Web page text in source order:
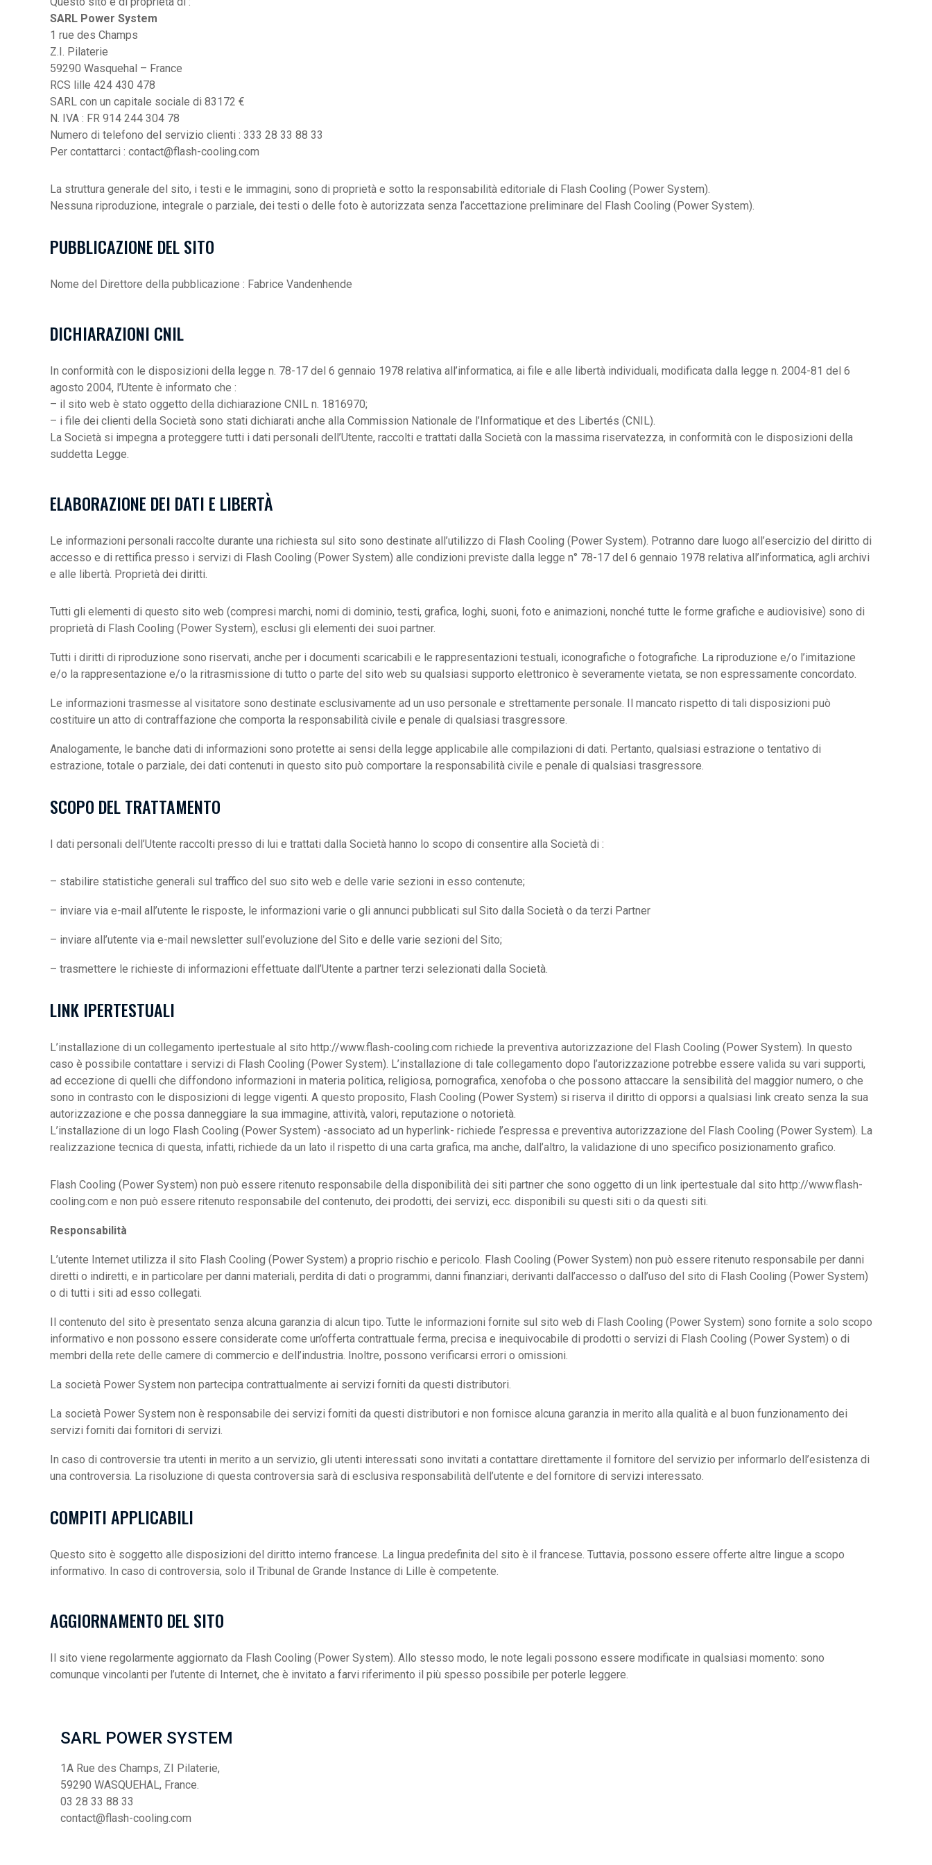
SARL Power System
1 rue des Champs
Z.I. Pilaterie
59290 Wasquehal – France
RCS lille 424 430 478
SARL con un capitale sociale di 83172 €
N. IVA : FR 914 244 304 78
Numero di telefono del servizio clienti : 333 28 33 88 33
Per contattarci : contact@flash-cooling.com
La struttura generale del sito, i testi e le immagini, sono di proprietà e sotto la responsabilità editoriale di Flash Cooling (Power System).
Nessuna riproduzione, integrale o parziale, dei testi o delle foto è autorizzata senza l’accettazione preliminare del Flash Cooling (Power System).
PUBBLICAZIONE DEL SITO
Nome del Direttore della pubblicazione : Fabrice Vandenhende
DICHIARAZIONI CNIL
In conformità con le disposizioni della legge n. 78-17 del 6 gennaio 1978 relativa all’informatica, ai file e alle libertà individuali, modificata dalla legge n. 2004-81 del 6
agosto 2004, l’Utente è informato che :
– il sito web è stato oggetto della dichiarazione CNIL n. 1816970;
– i file dei clienti della Società sono stati dichiarati anche alla Commission Nationale de l’Informatique et des Libertés (CNIL).
La Società si impegna a proteggere tutti i dati personali dell’Utente, raccolti e trattati dalla Società con la massima riservatezza, in conformità con le disposizioni della
suddetta Legge.
ELABORAZIONE DEI DATI E LIBERTÀ
Le informazioni personali raccolte durante una richiesta sul sito sono destinate all’utilizzo di Flash Cooling (Power System). Potranno dare luogo all’esercizio del diritto di
accesso e di rettifica presso i servizi di Flash Cooling (Power System) alle condizioni previste dalla legge n° 78-17 del 6 gennaio 1978 relativa all’informatica, agli archivi
e alle libertà. Proprietà dei diritti.
Tutti gli elementi di questo sito web (compresi marchi, nomi di dominio, testi, grafica, loghi, suoni, foto e animazioni, nonché tutte le forme grafiche e audiovisive) sono di
proprietà di Flash Cooling (Power System), esclusi gli elementi dei suoi partner.
Tutti i diritti di riproduzione sono riservati, anche per i documenti scaricabili e le rappresentazioni testuali, iconografiche o fotografiche. La riproduzione e/o l’imitazione
e/o la rappresentazione e/o la ritrasmissione di tutto o parte del sito web su qualsiasi supporto elettronico è severamente vietata, se non espressamente concordato.
Le informazioni trasmesse al visitatore sono destinate esclusivamente ad un uso personale e strettamente personale. Il mancato rispetto di tali disposizioni può
costituire un atto di contraffazione che comporta la responsabilità civile e penale di qualsiasi trasgressore.
Analogamente, le banche dati di informazioni sono protette ai sensi della legge applicabile alle compilazioni di dati. Pertanto, qualsiasi estrazione o tentativo di
estrazione, totale o parziale, dei dati contenuti in questo sito può comportare la responsabilità civile e penale di qualsiasi trasgressore.
SCOPO DEL TRATTAMENTO
I dati personali dell’Utente raccolti presso di lui e trattati dalla Società hanno lo scopo di consentire alla Società di :
– stabilire statistiche generali sul traffico del suo sito web e delle varie sezioni in esso contenute;
– inviare via e-mail all’utente le risposte, le informazioni varie o gli annunci pubblicati sul Sito dalla Società o da terzi Partner
– inviare all’utente via e-mail newsletter sull’evoluzione del Sito e delle varie sezioni del Sito;
– trasmettere le richieste di informazioni effettuate dall’Utente a partner terzi selezionati dalla Società.
LINK IPERTESTUALI
L’installazione di un collegamento ipertestuale al sito http://www.flash-cooling.com richiede la preventiva autorizzazione del Flash Cooling (Power System). In questo
caso è possibile contattare i servizi di Flash Cooling (Power System). L’installazione di tale collegamento dopo l’autorizzazione potrebbe essere valida su vari supporti,
ad eccezione di quelli che diffondono informazioni in materia politica, religiosa, pornografica, xenofoba o che possono attaccare la sensibilità del maggior numero, o che
sono in contrasto con le disposizioni di legge vigenti. A questo proposito, Flash Cooling (Power System) si riserva il diritto di opporsi a qualsiasi link creato senza la sua
autorizzazione e che possa danneggiare la sua immagine, attività, valori, reputazione o notorietà.
L’installazione di un logo Flash Cooling (Power System) -associato ad un hyperlink- richiede l’espressa e preventiva autorizzazione del Flash Cooling (Power System). La
realizzazione tecnica di questa, infatti, richiede da un lato il rispetto di una carta grafica, ma anche, dall’altro, la validazione di uno specifico posizionamento grafico.
Flash Cooling (Power System) non può essere ritenuto responsabile della disponibilità dei siti partner che sono oggetto di un link ipertestuale dal sito http://www.flash-
cooling.com e non può essere ritenuto responsabile del contenuto, dei prodotti, dei servizi, ecc. disponibili su questi siti o da questi siti.
Responsabilità
L’utente Internet utilizza il sito Flash Cooling (Power System) a proprio rischio e pericolo. Flash Cooling (Power System) non può essere ritenuto responsabile per danni
diretti o indiretti, e in particolare per danni materiali, perdita di dati o programmi, danni finanziari, derivanti dall’accesso o dall’uso del sito di Flash Cooling (Power System)
o di tutti i siti ad esso collegati.
Il contenuto del sito è presentato senza alcuna garanzia di alcun tipo. Tutte le informazioni fornite sul sito web di Flash Cooling (Power System) sono fornite a solo scopo
informativo e non possono essere considerate come un’offerta contrattuale ferma, precisa e inequivocabile di prodotti o servizi di Flash Cooling (Power System) o di
membri della rete delle camere di commercio e dell’industria. Inoltre, possono verificarsi errori o omissioni.
La società Power System non partecipa contrattualmente ai servizi forniti da questi distributori.
La società Power System non è responsabile dei servizi forniti da questi distributori e non fornisce alcuna garanzia in merito alla qualità e al buon funzionamento dei
servizi forniti dai fornitori di servizi.
In caso di controversie tra utenti in merito a un servizio, gli utenti interessati sono invitati a contattare direttamente il fornitore del servizio per informarlo dell’esistenza di
una controversia. La risoluzione di questa controversia sarà di esclusiva responsabilità dell’utente e del fornitore di servizi interessato.
COMPITI APPLICABILI
Questo sito è soggetto alle disposizioni del diritto interno francese. La lingua predefinita del sito è il francese. Tuttavia, possono essere offerte altre lingue a scopo
informativo. In caso di controversia, solo il Tribunal de Grande Instance di Lille è competente.
AGGIORNAMENTO DEL SITO
Il sito viene regolarmente aggiornato da Flash Cooling (Power System). Allo stesso modo, le note legali possono essere modificate in qualsiasi momento: sono
comunque vincolanti per l’utente di Internet, che è invitato a farvi riferimento il più spesso possibile per poterle leggere.
SARL POWER SYSTEM
1A Rue des Champs, ZI Pilaterie,
59290 WASQUEHAL, France.
03 28 33 88 33
contact@flash-cooling.com